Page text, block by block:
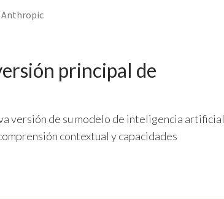
Anthropic
principal de
versión de su modelo de inteligencia artificial
contextual y capacidades